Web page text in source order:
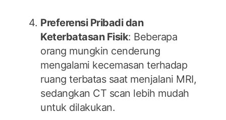
Preferensi Pribadi dan
Keterbatasan Fisik: Beberapa
orang mungkin cenderung
mengalami kecemasan terhadap
ruang terbatas saat menjalani MRI,
sedangkan CT scan lebih mudah
untuk dilakukan.